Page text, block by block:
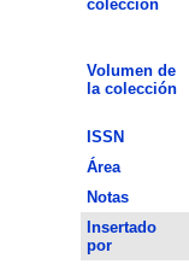
colección
Volumen de
la colección
ISSN
Área
Notas
Insertado
por